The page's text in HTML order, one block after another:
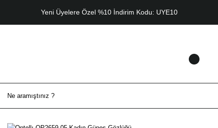
Yeni Üyelere Özel %10 İndirim Kodu: UYE10